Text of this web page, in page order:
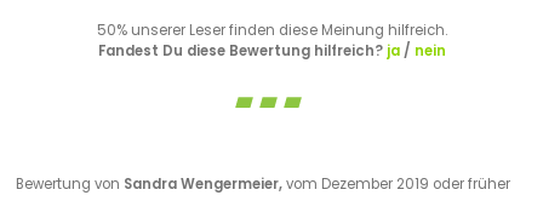
50% unserer Leser finden diese Meinung hilfreich.
Fandest Du diese Bewertung hilfreich? ja/ nein
Bewertung von Sandra Wengermeier,vom Dezember 2019 oder früher